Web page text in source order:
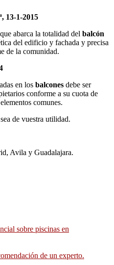
13-1-2015
abarca la totalidad del balcón
del edificio y fachada y precisa
de la comunidad.
en los balcones debe ser
conforme a su cuota de
comunes.
de vuestra utilidad.
Avila y Guadalajara.
sobre piscinas en
de un experto.